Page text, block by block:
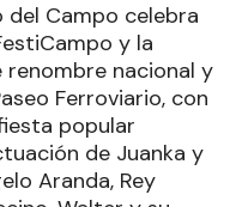
del Campo celebra
y la
nacional y
Ferroviario, con
popular
de Juanka y
Aranda, Rey